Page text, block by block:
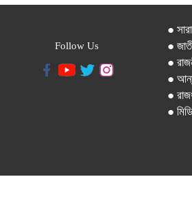
Follow Us
●
●
●
●
●
●